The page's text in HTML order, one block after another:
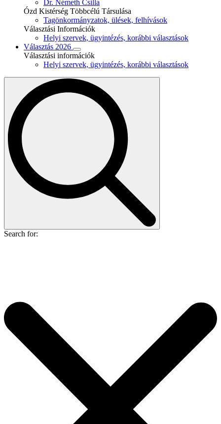
Dr. Németh Csilla
Ózd Kistérség Többcélú Társulása
Tagönkormányzatok, ülések, felhívások
Választási Információk
Helyi szervek, ügyintézés, korábbi választások
Választás 2026
Választási információk
Helyi szervek, ügyintézés, korábbi választások
Search for: